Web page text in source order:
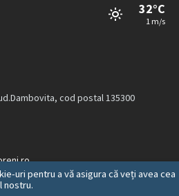
32°C
1 m/s
cod postal 135300
uri pentru a vă asigura că veți avea cea
nostru.